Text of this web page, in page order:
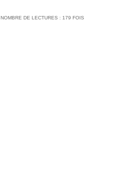
NOMBRE DE LECTURES : 179 FOIS